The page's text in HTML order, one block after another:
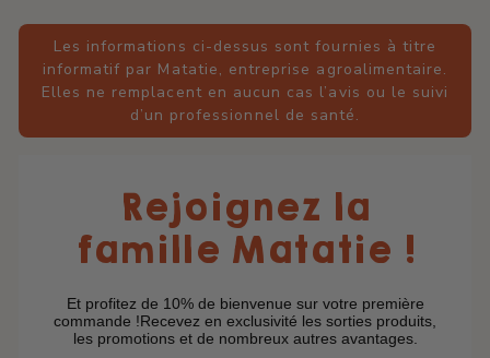
Les informations ci-dessus sont fournies à titre
informatif par Matatie, entreprise agroalimentaire.
Elles ne remplacent en aucun cas l’avis ou le suivi
d’un professionnel de santé.
Rejoignez la
famille Matatie !
Et profitez de 10% de bienvenue sur votre première
commande !Recevez en exclusivité les sorties produits,
les promotions et de nombreux autres avantages.